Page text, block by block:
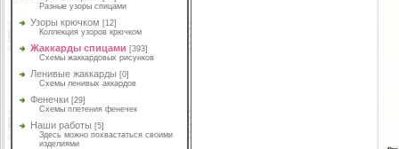
Разные узоры спицами
Узоры крючком [12]
Коллекция узоров крючком
Жаккарды спицами [393]
Схемы жаккардовых рисунков
Ленивые жаккарды [0]
Схемы ленивых аккардов
Фенечки [29]
Схемы плетения фенечек
Наши работы [5]
Здесь можно похвастаться своими
изделиями